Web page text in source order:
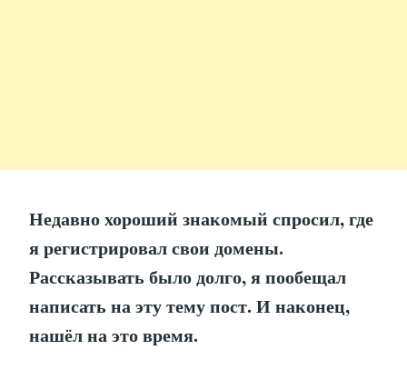
Недавно хороший знакомый спросил, где
я регистрировал свои домены.
Рассказывать было долго, я пообещал
написать на эту тему пост. И наконец,
нашёл на это время.